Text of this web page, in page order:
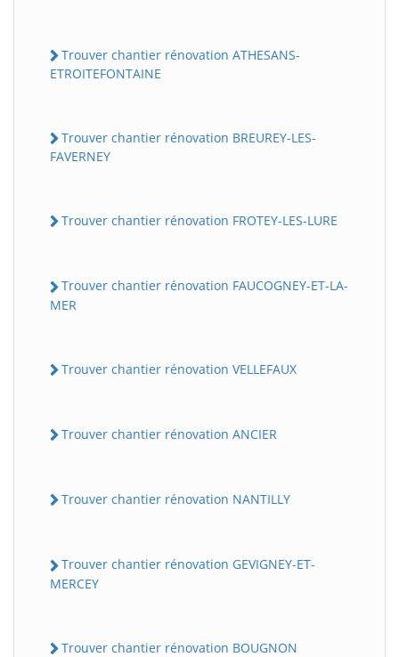
Trouver chantier rénovation ATHESANS-
ETROITEFONTAINE
Trouver chantier rénovation BREUREY-LES-
FAVERNEY
Trouver chantier rénovation FROTEY-LES-LURE
Trouver chantier rénovation FAUCOGNEY-ET-LA-
MER
Trouver chantier rénovation VELLEFAUX
Trouver chantier rénovation ANCIER
Trouver chantier rénovation NANTILLY
Trouver chantier rénovation GEVIGNEY-ET-
MERCEY
Trouver chantier rénovation BOUGNON